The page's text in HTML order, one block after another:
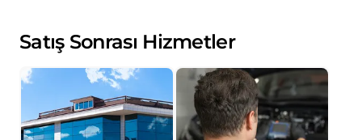
Satış Sonrası Hizmetler